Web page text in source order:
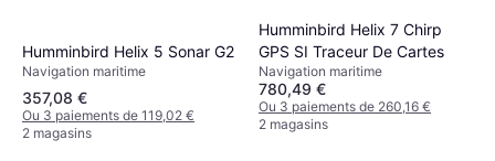
Humminbird Helix 5 Sonar G2
Navigation maritime
357,08 €
Ou 3 paiements de 119,02 €
2 magasins
Humminbird Helix 7 Chirp
GPS SI Traceur De Cartes
Navigation maritime
780,49 €
Ou 3 paiements de 260,16 €
2 magasins